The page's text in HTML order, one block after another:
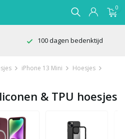
0
dagen bedenktijd
iPhone 13 Mini
Hoesjes
& TPU hoesjes